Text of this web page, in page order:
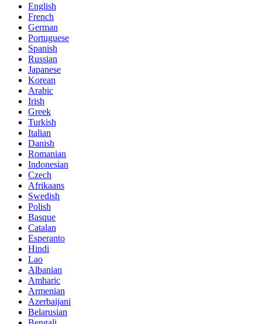
English
French
German
Portuguese
Spanish
Russian
Japanese
Korean
Arabic
Irish
Greek
Turkish
Italian
Danish
Romanian
Indonesian
Czech
Afrikaans
Swedish
Polish
Basque
Catalan
Esperanto
Hindi
Lao
Albanian
Amharic
Armenian
Azerbaijani
Belarusian